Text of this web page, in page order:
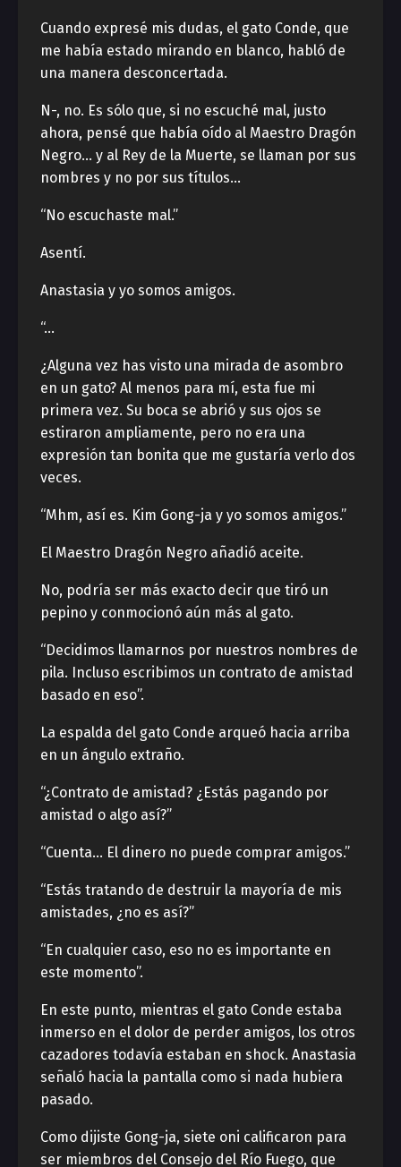
Cuando expresé mis dudas, el gato Conde, que
me había estado mirando en blanco, habló de
una manera desconcertada.
N-, no. Es sólo que, si no escuché mal, justo
ahora, pensé que había oído al Maestro Dragón
Negro… y al Rey de la Muerte, se llaman por sus
nombres y no por sus títulos…
“No escuchaste mal.”
Asentí.
Anastasia y yo somos amigos.
“…
¿Alguna vez has visto una mirada de asombro
en un gato? Al menos para mí, esta fue mi
primera vez. Su boca se abrió y sus ojos se
estiraron ampliamente, pero no era una
expresión tan bonita que me gustaría verlo dos
veces.
“Mhm, así es. Kim Gong-ja y yo somos amigos.”
El Maestro Dragón Negro añadió aceite.
No, podría ser más exacto decir que tiró un
pepino y conmocionó aún más al gato.
“Decidimos llamarnos por nuestros nombres de
pila. Incluso escribimos un contrato de amistad
basado en eso”.
La espalda del gato Conde arqueó hacia arriba
en un ángulo extraño.
“¿Contrato de amistad? ¿Estás pagando por
amistad o algo así?”
“Cuenta… El dinero no puede comprar amigos.”
“Estás tratando de destruir la mayoría de mis
amistades, ¿no es así?”
“En cualquier caso, eso no es importante en
este momento”.
En este punto, mientras el gato Conde estaba
inmerso en el dolor de perder amigos, los otros
cazadores todavía estaban en shock. Anastasia
señaló hacia la pantalla como si nada hubiera
pasado.
Como dijiste Gong-ja, siete oni calificaron para
ser miembros del Consejo del Río Fuego, que